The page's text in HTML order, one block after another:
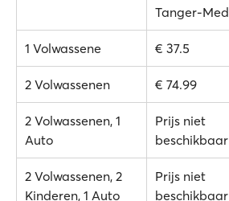
Tanger-Med
1 Volwassene € 37.5
2 Volwassenen € 74.99
2 Volwassenen, 1
Auto
Prijs niet
beschikbaar
2 Volwassenen, 2
Kinderen, 1 Auto
Prijs niet
beschikbaar